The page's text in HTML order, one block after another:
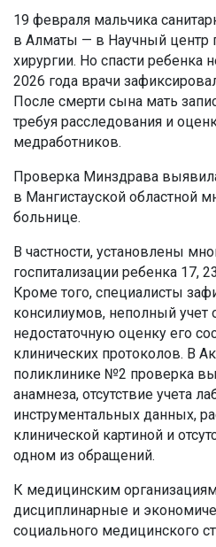
19 февраля мальчика
в Алматы — в Научный центр
хирургии. Но спасти ребенка
2026 года врачи
После смерти сына мать
требуя расследования и
медработников.
Проверка Минздрава
в Мангистауской областной
больнице.
В частности, установлены
госпитализации ребенка 17,
Кроме того, специалисты
консилиумов, неполный учет
недостаточную оценку его
клинических протоколов. В
поликлинике №2 проверка
анамнеза, отсутствие учета
инструментальных данных,
клинической картиной и
одном из обращений.
К медицинским
дисциплинарные и
социального медицинского